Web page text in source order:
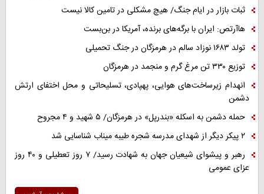
ثبات بازار در ایام جنگ/ هیچ مشکلی در تامین کالا نیست
هاآرتص: ایران با برگه‌های برنده، آمریکا در بن‌بست
تولد ۱۶۸۳ نوزاد سالم در هرمزگان در جنگ تحمیلی
توزیع ۳۳۰ تن مرغ گرم و منجمد در هرمزگان
انهدام زیرساخت‌های هوایی، پهپادی، تسلیحاتی و محل اختفای ارتش
دشمن
حمله دشمن به اسکله «بندرپل» در هرمزگان/ ۵ شهید و ۴ مجروح
۲ پیکر دیگر از شهدای مدرسه شجره طیبه میناب شناسایی شد
رهبر و پیشوای شیعیان جهان به شهادت رسید/ ۷ روز تعطیلی و ۴۰ روز
عزای عمومی